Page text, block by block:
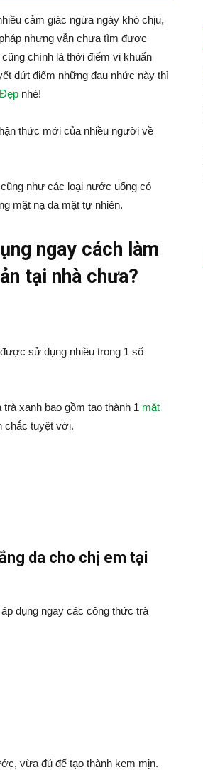
cảm giác ngứa ngáy khó chịu,
nhưng vẫn chưa tìm được
chính là thời điểm vi khuẩn
dứt điểm những đau nhức này thì
nhé!
thức mới của nhiều người về
như các loại nước uống có
mặt nạ da mặt tự nhiên.
ngay cách làm
tại nhà chưa?
sử dụng nhiều trong 1 số
xanh bao gồm tạo thành 1 mặt
chắc tuyệt vời.
da cho chị em tại
dụng ngay các công thức trà
vừa đủ để tạo thành kem mịn.